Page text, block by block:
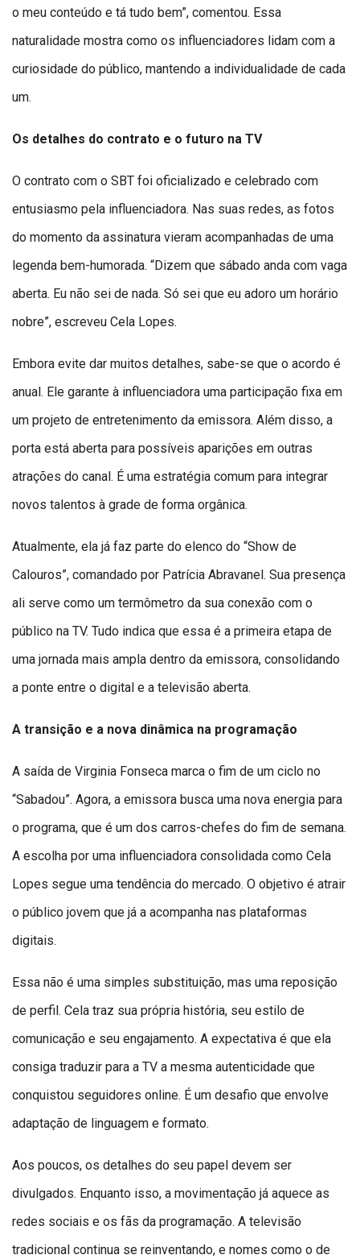
o meu conteúdo e tá tudo bem”, comentou. Essa
naturalidade mostra como os influenciadores lidam com a
curiosidade do público, mantendo a individualidade de cada
um.
Os detalhes do contrato e o futuro na TV
O contrato com o SBT foi oficializado e celebrado com
entusiasmo pela influenciadora. Nas suas redes, as fotos
do momento da assinatura vieram acompanhadas de uma
legenda bem-humorada. “Dizem que sábado anda com vaga
aberta. Eu não sei de nada. Só sei que eu adoro um horário
nobre”, escreveu Cela Lopes.
Embora evite dar muitos detalhes, sabe-se que o acordo é
anual. Ele garante à influenciadora uma participação fixa em
um projeto de entretenimento da emissora. Além disso, a
porta está aberta para possíveis aparições em outras
atrações do canal. É uma estratégia comum para integrar
novos talentos à grade de forma orgânica.
Atualmente, ela já faz parte do elenco do “Show de
Calouros”, comandado por Patrícia Abravanel. Sua presença
ali serve como um termômetro da sua conexão com o
público na TV. Tudo indica que essa é a primeira etapa de
uma jornada mais ampla dentro da emissora, consolidando
a ponte entre o digital e a televisão aberta.
A transição e a nova dinâmica na programação
A saída de Virginia Fonseca marca o fim de um ciclo no
“Sabadou”. Agora, a emissora busca uma nova energia para
o programa, que é um dos carros-chefes do fim de semana.
A escolha por uma influenciadora consolidada como Cela
Lopes segue uma tendência do mercado. O objetivo é atrair
o público jovem que já a acompanha nas plataformas
digitais.
Essa não é uma simples substituição, mas uma reposição
de perfil. Cela traz sua própria história, seu estilo de
comunicação e seu engajamento. A expectativa é que ela
consiga traduzir para a TV a mesma autenticidade que
conquistou seguidores online. É um desafio que envolve
adaptação de linguagem e formato.
Aos poucos, os detalhes do seu papel devem ser
divulgados. Enquanto isso, a movimentação já aquece as
redes sociais e os fãs da programação. A televisão
tradicional continua se reinventando, e nomes como o de